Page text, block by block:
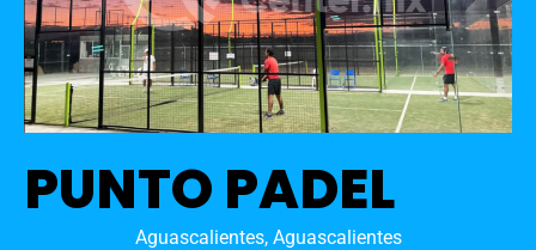
PUNTO PADEL
Aguascalientes, Aguascalientes